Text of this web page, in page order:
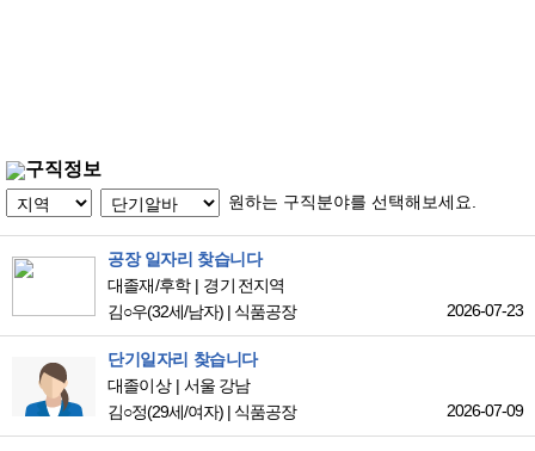
구직정보
원하는 구직분야를 선택해보세요.
공장 일자리 찾습니다
대졸재/후학
경기 전지역
김○우(32세/남자) | 식품공장 2026-07-23
단기일자리 찾습니다
대졸이상
서울 강남
김○정(29세/여자) | 식품공장 2026-07-09